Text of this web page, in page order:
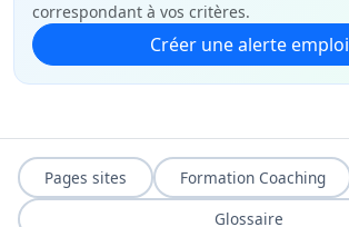
correspondant à vos critères.
Créer une alerte emploi
Pages sites Formation Coaching
Glossaire